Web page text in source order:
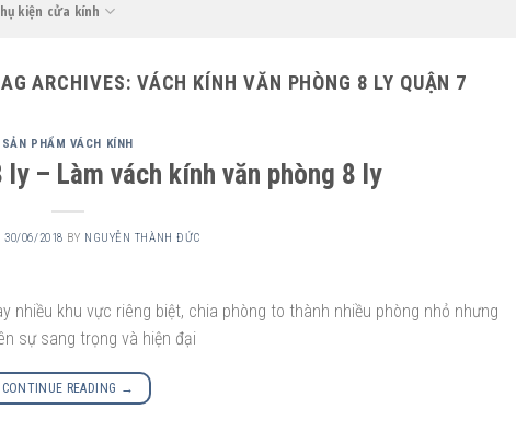
kiện cửa kính
ARCHIVES: VÁCH KÍNH VĂN PHÒNG 8 LY QUẬN 7
SẢN PHẨM VÁCH KÍNH
– Làm vách kính văn phòng 8 ly
30/06/2018 BY NGUYỄN THÀNH ĐỨC
nhiều khu vực riêng biệt, chia phòng to thành nhiều phòng nhỏ nhưng
sự sang trọng và hiện đại
CONTINUE READING →